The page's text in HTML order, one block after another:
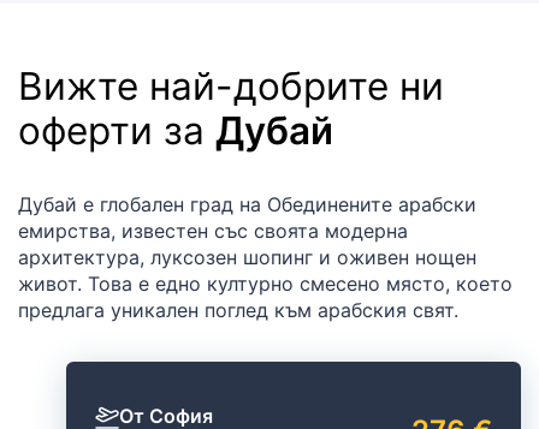
Вижте най-добрите ни
оферти за Дубай
Дубай е глобален град на Обединените арабски
емирства, известен със своята модерна
архитектура, луксозен шопинг и оживен нощен
живот. Това е едно културно смесено място, което
предлага уникален поглед към арабския свят.
От София